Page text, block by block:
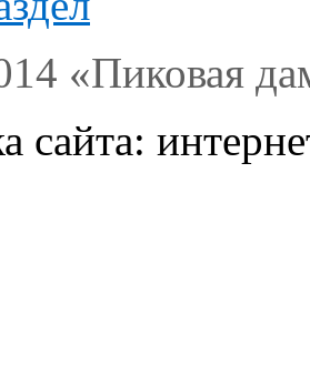
«Пиковая
сайта: